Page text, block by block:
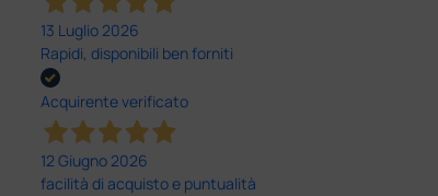
13 Luglio 2026
Rapidi, disponibili ben forniti
Acquirente verificato
12 Giugno 2026
facilità di acquisto e puntualità